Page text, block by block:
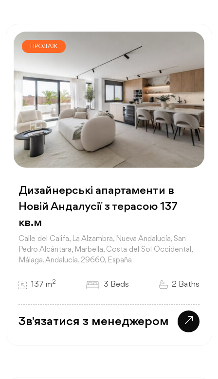
ПРОДАЖ
Дизайнерські апартаменти в
Новій Андалусії з терасою 137
кв.м
Calle del Califa, La Alzambra, Nueva Andalucía, San
Pedro Alcántara, Marbella, Costa del Sol Occidental,
Málaga, Andalucía, 29660, España
137 m2 3 Beds 2 Baths
Зв'язатися з менеджером